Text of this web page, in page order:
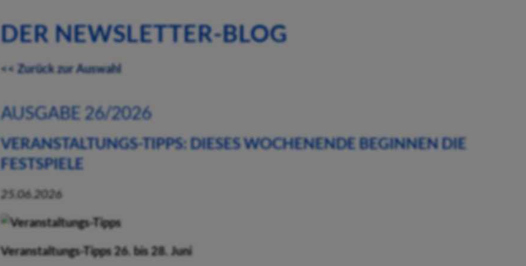
DER NEWSLETTER-BLOG
<< Zurück zur Auswahl
AUSGABE 26/2026
VERANSTALTUNGS-TIPPS: DIESES WOCHENENDE BEGINNEN DIE
FESTSPIELE
25.06.2026
Veranstaltungs-Tipps 26. bis 28. Juni